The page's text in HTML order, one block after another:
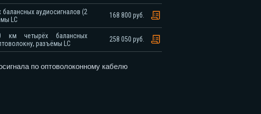
балансных аудиосигналов (2
LC
168 800 руб.
км четырёх балансных
разъёмы LC
258 050 руб.
по оптоволоконному кабелю